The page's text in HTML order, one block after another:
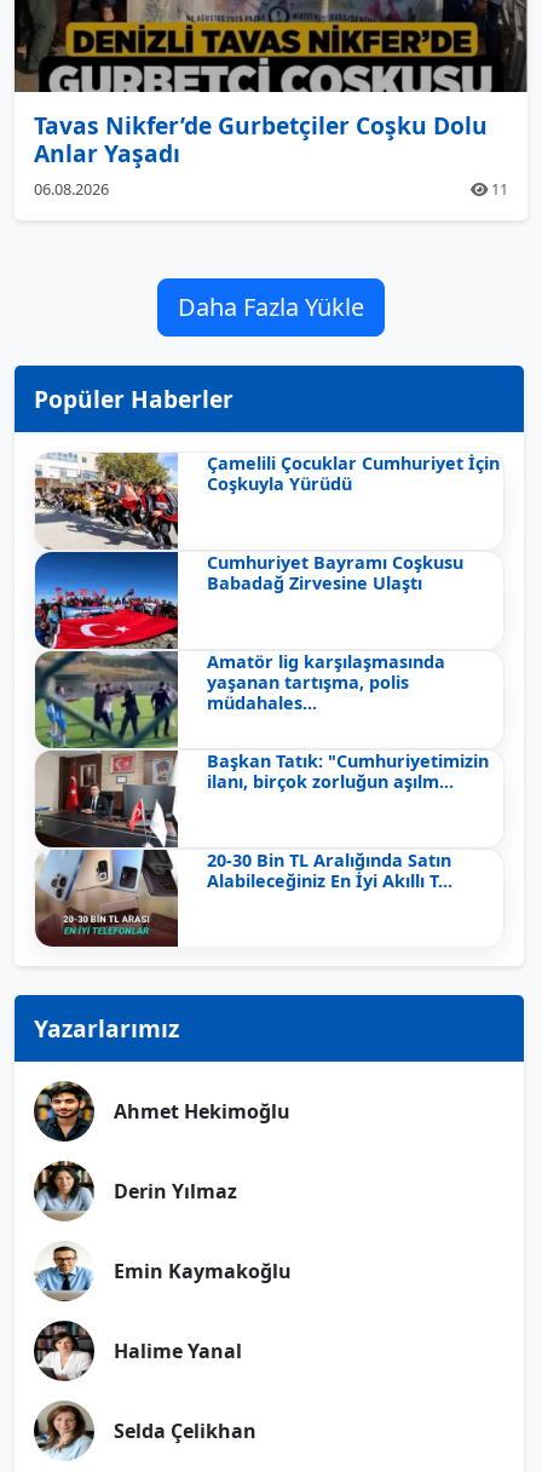
Tavas Nikfer’de Gurbetçiler Coşku Dolu
Anlar Yaşadı
06.08.2026 11
Daha Fazla Yükle
Popüler Haberler
Çamelili Çocuklar Cumhuriyet İçin
Coşkuyla Yürüdü
Cumhuriyet Bayramı Coşkusu
Babadağ Zirvesine Ulaştı
Amatör lig karşılaşmasında
yaşanan tartışma, polis
müdahales...
Başkan Tatık: "Cumhuriyetimizin
ilanı, birçok zorluğun aşılm...
20-30 Bin TL Aralığında Satın
Alabileceğiniz En İyi Akıllı T...
Yazarlarımız
Ahmet Hekimoğlu
Derin Yılmaz
Emin Kaymakoğlu
Halime Yanal
Selda Çelikhan